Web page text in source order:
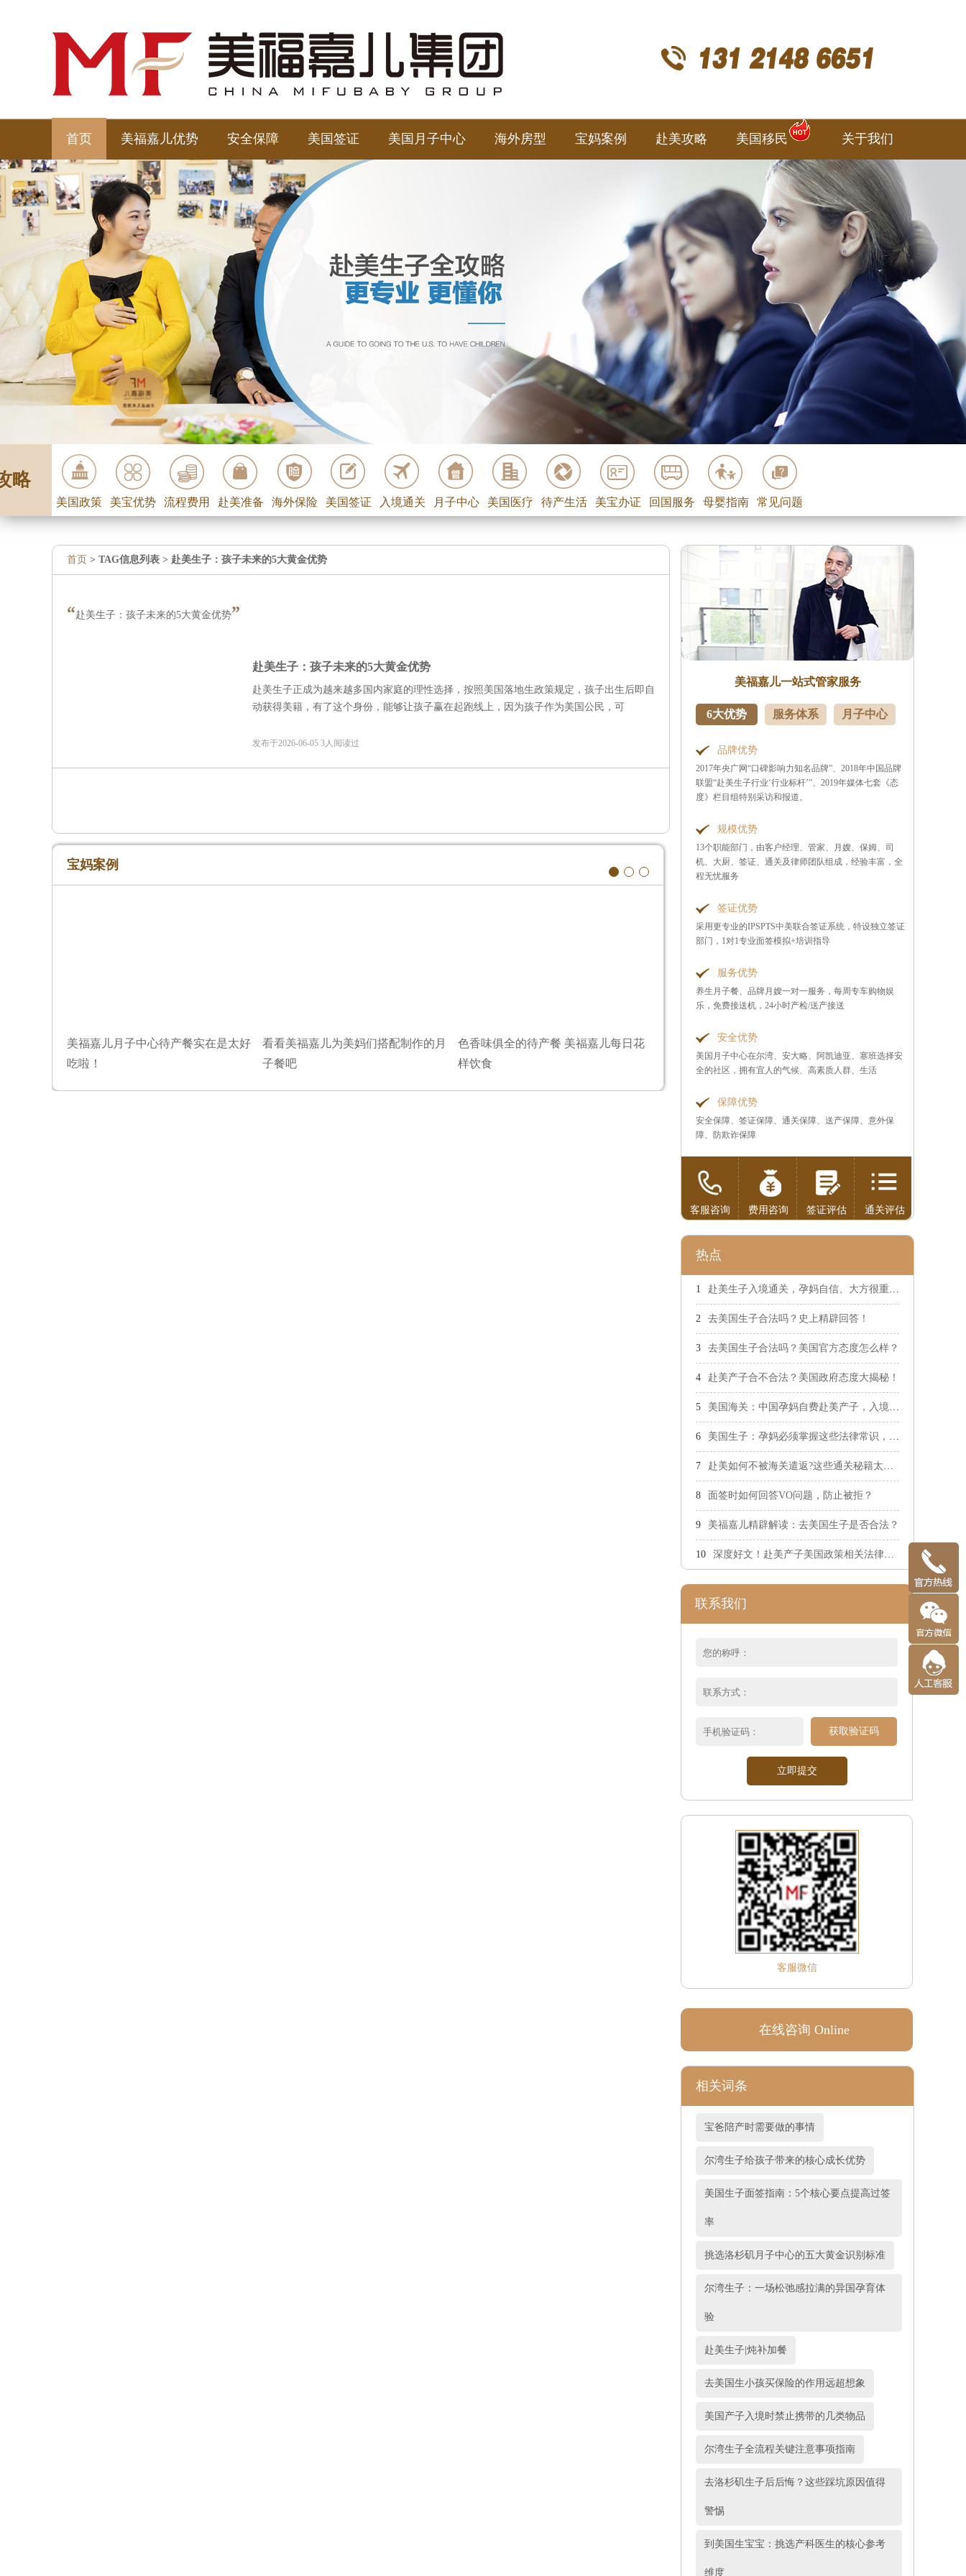
首页 美福嘉儿优势 安全保障 美国签证 美国月子中心 海外房型 宝妈案例 赴美攻略 美国移民 关于我们
略
美国政策 美宝优势 流程费用 赴美准备 海外保险 美国签证 入境通关 月子中心 美国医疗 待产生活 美宝办证 回国服务 母婴指南 常见问题
首页 > TAG信息列表 > 赴美生子：孩子未来的5大黄金优势
“赴美生子：孩子未来的5大黄金优势”
赴美生子：孩子未来的5大黄金优势
赴美生子正成为越来越多国内家庭的理性选择，按照美国落地生政策规定，孩子出生后即自
动获得美籍，有了这个身份，能够让孩子赢在起跑线上，因为孩子作为美国公民，可
发布于2026-06-05 3人阅读过
宝妈案例
美福嘉儿月子中心待产餐实在是太好
吃啦！
看看美福嘉儿为美妈们搭配制作的月
子餐吧
色香味俱全的待产餐 美福嘉儿每日花
样饮食
美福嘉儿一站式管家服务
6大优势 服务体系 月子中心
品牌优势
2017年央广网“口碑影响力知名品牌”、2018年中国品牌
联盟“赴美生子行业‘行业标杆’”、2019年媒体七套《态
度》栏目组特别采访和报道。
规模优势
13个职能部门，由客户经理、管家、月嫂、保姆、司
机、大厨、签证、通关及律师团队组成，经验丰富，全
程无忧服务
签证优势
采用更专业的IPSPTS中美联合签证系统，特设独立签证
部门，1对1专业面签模拟+培训指导
服务优势
养生月子餐、品牌月嫂一对一服务，每周专车购物娱
乐，免费接送机，24小时产检/送产接送
安全优势
美国月子中心在尔湾、安大略、阿凯迪亚、塞班选择安
全的社区，拥有宜人的气候、高素质人群、生活
保障优势
安全保障、签证保障、通关保障、送产保障、意外保
障、防欺诈保障
客服咨询 费用咨询 签证评估 通关评估
热点
赴美生子入境通关，孕妈自信、大方很重要！
去美国生子合法吗？史上精辟回答！
去美国生子合法吗？美国官方态度怎么样？
赴美产子合不合法？美国政府态度大揭秘！
美国海关：中国孕妈自费赴美产子，入境不设限！
美国生子：孕妈必须掌握这些法律常识，防止触犯法律！
赴美如何不被海关遣返?这些通关秘籍太重要了
面签时如何回答VO问题，防止被拒？
美福嘉儿精辟解读：去美国生子是否合法？
深度好文！赴美产子美国政策相关法律深度解析！
联系我们
获取验证码
客服微信
在线咨询 Online
相关词条
宝爸陪产时需要做的事情
尔湾生子给孩子带来的核心成长优势
美国生子面签指南：5个核心要点提高过签
率
挑选洛杉矶月子中心的五大黄金识别标准
尔湾生子：一场松弛感拉满的异国孕育体
验
赴美生子|炖补加餐
去美国生小孩买保险的作用远超想象
美国产子入境时禁止携带的几类物品
尔湾生子全流程关键注意事项指南
去洛杉矶生子后后悔？这些踩坑原因值得
警惕
到美国生宝宝：挑选产科医生的核心参考
维度